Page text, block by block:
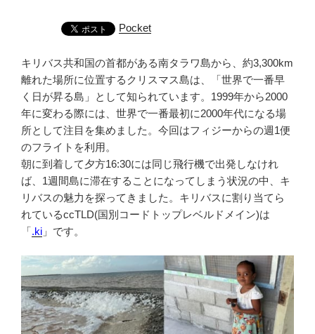
Pocket
キリバス共和国の首都がある南タラワ島から、約3,300km
離れた場所に位置するクリスマス島は、「世界で一番早
く日が昇る島」として知られています。1999年から2000
年に変わる際には、世界で一番最初に2000年代になる場
所として注目を集めました。今回はフィジーからの週1便
のフライトを利用。
朝に到着して夕方16:30には同じ飛行機で出発しなけれ
ば、1週間島に滞在することになってしまう状況の中、キ
リバスの魅力を探ってきました。キリバスに割り当てら
れているccTLD(国別コードトップレベルドメイン)は
「.ki 」です。